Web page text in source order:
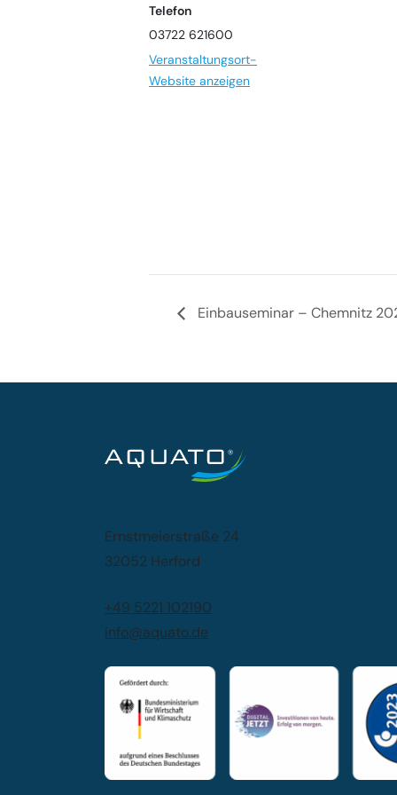
Telefon
03722 621600
Veranstaltungsort-
Website anzeigen
Einbauseminar – Chemnitz
Ernstmeierstraße 24
32052 Herford
+49 5221 102190
info@aquato.de